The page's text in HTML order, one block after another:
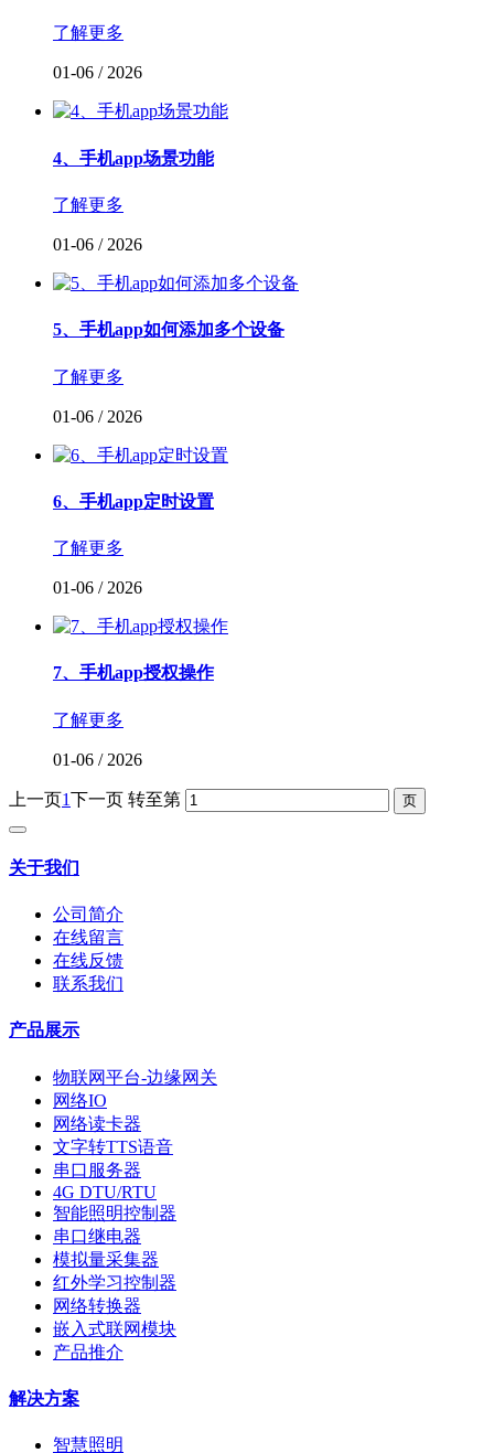
了解更多
01-06 / 2026
4、手机app场景功能
了解更多
01-06 / 2026
5、手机app如何添加多个设备
了解更多
01-06 / 2026
6、手机app定时设置
了解更多
01-06 / 2026
7、手机app授权操作
了解更多
01-06 / 2026
上一页1下一页 转至第
关于我们
公司简介
在线留言
在线反馈
联系我们
产品展示
物联网平台-边缘网关
网络IO
网络读卡器
文字转TTS语音
串口服务器
4G DTU/RTU
智能照明控制器
串口继电器
模拟量采集器
红外学习控制器
网络转换器
嵌入式联网模块
产品推介
解决方案
智慧照明